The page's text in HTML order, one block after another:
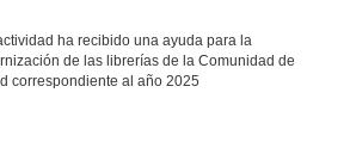
ha recibido una ayuda para la
de las librerías de la Comunidad de
correspondiente al año 2025